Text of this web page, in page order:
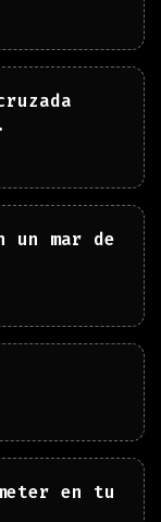
un mar de
en tu